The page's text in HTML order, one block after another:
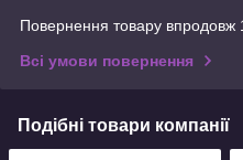
Повернення товару впродовж
Всі умови повернення
Подібні товари компанії